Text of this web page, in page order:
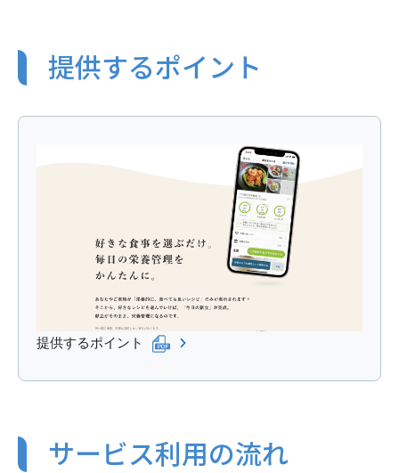
提供するポイント
提供するポイント
サービス利用の流れ